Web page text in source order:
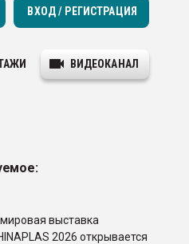
ВХОД / РЕГИСТРАЦИЯ
ВИДЕОКАНАЛ
выставка
2026 открывается